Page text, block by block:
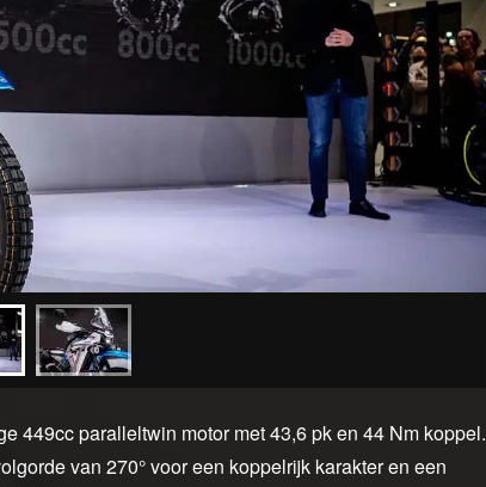
449cc paralleltwin motor met 43,6 pk en 44 Nm koppel.
van 270° voor een koppelrijk karakter en een